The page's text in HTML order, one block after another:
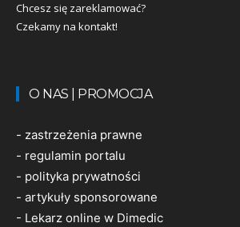
Chcesz się zareklamować?
Czekamy na kontakt!
O NAS | PROMOCJA
- zastrzeżenia prawne
- regulamin portalu
- polityka prywatności
- artykuły sponsorowane
- Lekarz online w Dimedic